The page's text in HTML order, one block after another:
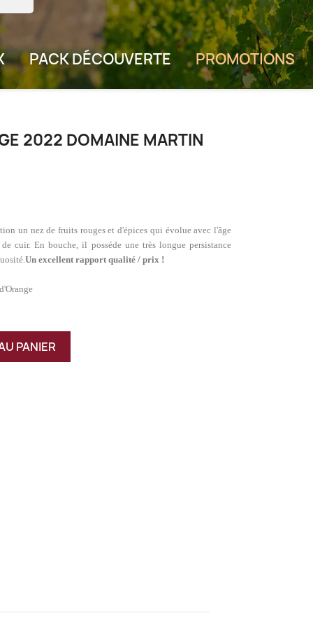
PACK DÉCOUVERTE PROMOTIONS
2022 DOMAINE MARTIN
un nez de fruits rouges et d'épices qui évolue avec l'âge
cuir. En bouche, il posséde une très longue persistance
Un excellent rapport qualité / prix !
PANIER